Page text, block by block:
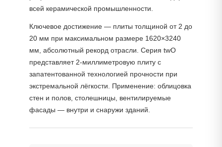
всей керамической промышленности.
Ключевое достижение — плиты толщиной от 2 до
20 мм при максимальном размере 1620×3240
мм, абсолютный рекорд отрасли. Серия twO
представляет 2-миллиметровую плиту с
запатентованной технологией прочности при
экстремальной лёгкости. Применение: облицовка
стен и полов, столешницы, вентилируемые
фасады — внутри и снаружи зданий.